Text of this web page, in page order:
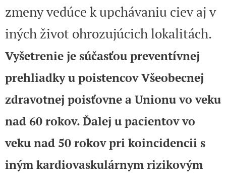
zmeny vedúce k upchávaniu ciev aj v
iných život ohrozujúcich lokalitách.
Vyšetrenie je súčasťou preventívnej
prehliadky u poistencov Všeobecnej
zdravotnej poisťovne a Unionu vo veku
nad 60 rokov. Ďalej u pacientov vo
veku nad 50 rokov pri koincidencii s
iným kardiovaskulárnym rizikovým